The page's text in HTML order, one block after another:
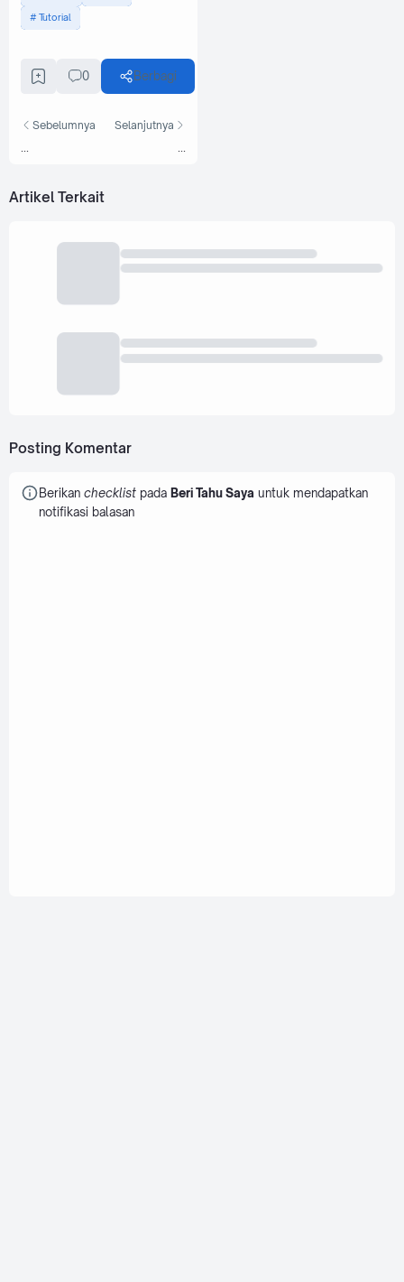
Tutorial
0 Berbagi
Sebelumnya Selanjutnya
Artikel Terkait
Posting Komentar
Berikan checklistpada Beri Tahu Saya untuk mendapatkan
notifikasi balasan